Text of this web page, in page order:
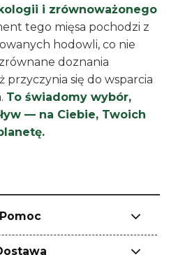
i zrównoważonego
tego mięsa pochodzi z
hodowli, co nie
doznania
przyczynia się do wsparcia
To świadomy wybór,
— na Ciebie, Twoich
Pomoc